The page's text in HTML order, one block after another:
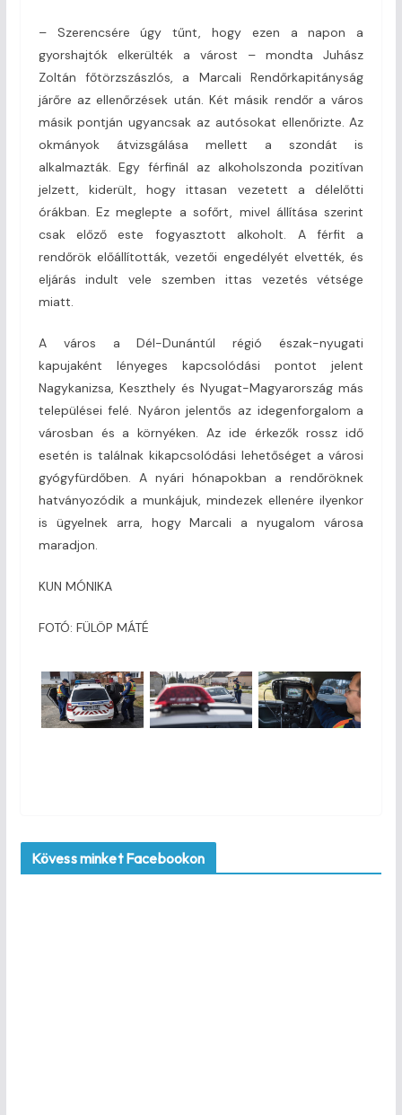
– Szerencsére úgy tűnt, hogy ezen a napon a
gyorshajtók elkerülték a várost – mondta Juhász
Zoltán főtörzszászlós, a Marcali Rendőrkapitányság
járőre az ellenőrzések után. Két másik rendőr a város
másik pontján ugyancsak az autósokat ellen­őrizte. Az
okmányok átvizsgálása mellett a szondát is
alkalmazták. Egy férfinál az alkoholszonda pozitívan
jelzett, kiderült, hogy ittasan vezetett a délelőtti
órákban. Ez meglepte a sofőrt, mivel állítása szerint
csak előző este fogyasztott alkoholt. A férfit a
rendőrök előállították, vezetői engedélyét elvették, és
eljárás indult vele szemben ittas vezetés vétsége
miatt.
A város a Dél-Dunántúl régió észak-nyugati
kapujaként lényeges kapcsolódási pontot jelent
Nagykanizsa, Keszthely és Nyugat-Magyarország más
települései felé. Nyáron jelentős az idegenforgalom a
városban és a környéken. Az ide érkezők rossz idő
esetén is találnak kikapcsolódási lehetőséget a városi
gyógyfürdőben. A nyári hónapokban a rendőröknek
hatványozódik a munkájuk, mindezek ellenére ilyenkor
is ügyelnek arra, hogy Marcali a nyugalom városa
maradjon.
KUN MÓNIKA
FOTÓ: FÜLÖP MÁTÉ
Kövess minket Facebookon